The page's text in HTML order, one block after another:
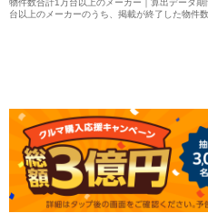
台以上のメーカーのうち、掲載が終了した物件